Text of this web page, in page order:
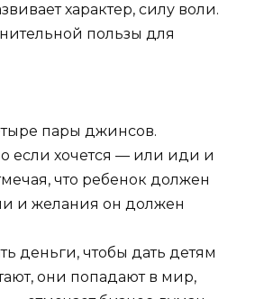
характер, силу воли.
пользы для
пары джинсов.
если хочется — или иди и
что ребенок должен
и желания он должен
деньги, чтобы дать детям
они попадают в мир,